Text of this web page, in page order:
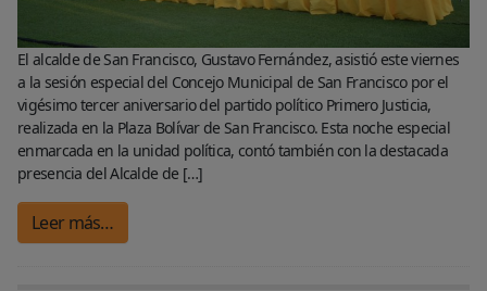
El alcalde de San Francisco, Gustavo Fernández, asistió este viernes
a la sesión especial del Concejo Municipal de San Francisco por el
vigésimo tercer aniversario del partido político Primero Justicia,
realizada en la Plaza Bolívar de San Francisco. Esta noche especial
enmarcada en la unidad política, contó también con la destacada
presencia del Alcalde de […]
Leer más…